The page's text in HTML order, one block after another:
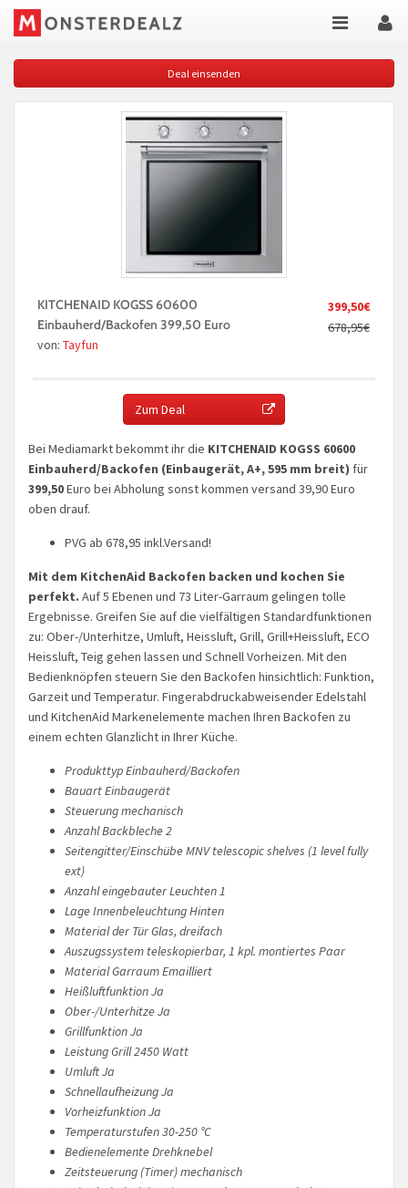
Deal einsenden
399,50€
678,95€
KITCHENAID KOGSS 60600
Einbauherd/Backofen 399,50 Euro
von: Tayfun
Zum Deal
Bei Mediamarkt bekommt ihr die KITCHENAID KOGSS 60600
Einbauherd/Backofen (Einbaugerät, A+, 595 mm breit) für
399,50Euro bei Abholung sonst kommen versand 39,90 Euro
oben drauf.
PVG ab 678,95 inkl.Versand!
Mit dem KitchenAid Backofen backen und kochen Sie
perfekt. Auf 5 Ebenen und 73 Liter-Garraum gelingen tolle
Ergebnisse. Greifen Sie auf die vielfältigen Standardfunktionen
zu: Ober-/Unterhitze, Umluft, Heissluft, Grill, Grill+Heissluft, ECO
Heissluft, Teig gehen lassen und Schnell Vorheizen. Mit den
Bedienknöpfen steuern Sie den Backofen hinsichtlich: Funktion,
Garzeit und Temperatur. Fingerabdruckabweisender Edelstahl
und KitchenAid Markenelemente machen Ihren Backofen zu
einem echten Glanzlicht in Ihrer Küche.
Produkttyp Einbauherd/Backofen
Bauart Einbaugerät
Steuerung mechanisch
Anzahl Backbleche 2
Seitengitter/Einschübe MNV telescopic shelves (1 level fully
ext)
Anzahl eingebauter Leuchten 1
Lage Innenbeleuchtung Hinten
Material der Tür Glas, dreifach
Auszugssystem teleskopierbar, 1 kpl. montiertes Paar
Material Garraum Emailliert
Heißluftfunktion Ja
Ober-/Unterhitze Ja
Grillfunktion Ja
Leistung Grill 2450 Watt
Umluft Ja
Schnellaufheizung Ja
Vorheizfunktion Ja
Temperaturstufen 30-250 °C
Bedienelemente Drehknebel
Zeitsteuerung (Timer) mechanisch